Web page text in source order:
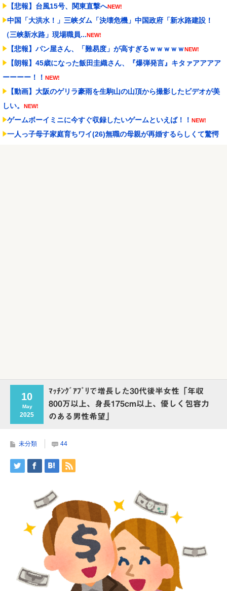
【悲報】台風15号、関東直撃へNEW!
中国「大洪水！」三峡ダム「決壊危機」中国政府「新水路建設！
（三峡新水路」現場職員...NEW!
【悲報】パン屋さん、「難易度」が高すぎるｗｗｗｗｗNEW!
【朗報】45歳になった飯田圭織さん、『爆弾発言』キタァアアアア
ーーーー！！ NEW!
【動画】大阪のゲリラ豪雨を生駒山の山頂から撮影したビデオが美
しい。
NEW!
ゲームボーイミニに今すぐ収録したいゲームといえば！！ NEW!
一人っ子母子家庭育ちワイ(26)無職の母親が再婚するらしくて驚愕
10
May
2025
ﾏｯﾁﾝｸﾞｱﾌﾟﾘで増長した30代後半女性「年収
800万以上、身長175cm以上、優しく包容力
のある男性希望」
未分類 44